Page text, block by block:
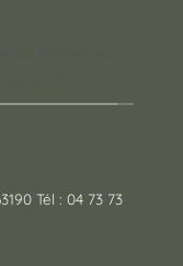
Tél : 04 73 73